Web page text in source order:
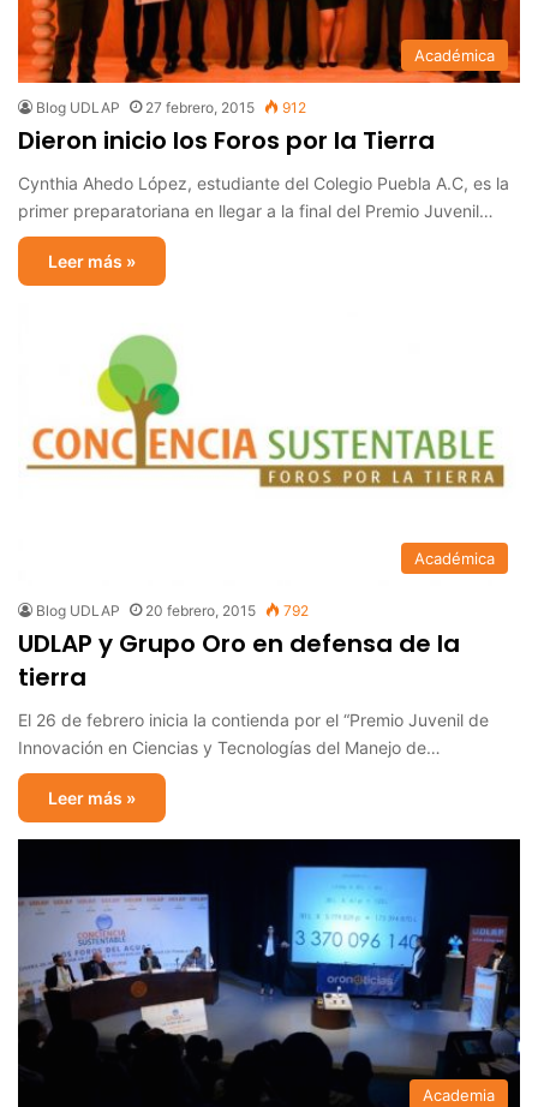
Académica
Blog UDLAP 27 febrero, 2015 912
Dieron inicio los Foros por la Tierra
Cynthia Ahedo López, estudiante del Colegio Puebla A.C, es la
primer preparatoriana en llegar a la final del Premio Juvenil…
Leer más »
Académica
Blog UDLAP 20 febrero, 2015 792
UDLAP y Grupo Oro en defensa de la
tierra
El 26 de febrero inicia la contienda por el “Premio Juvenil de
Innovación en Ciencias y Tecnologías del Manejo de…
Leer más »
Academia